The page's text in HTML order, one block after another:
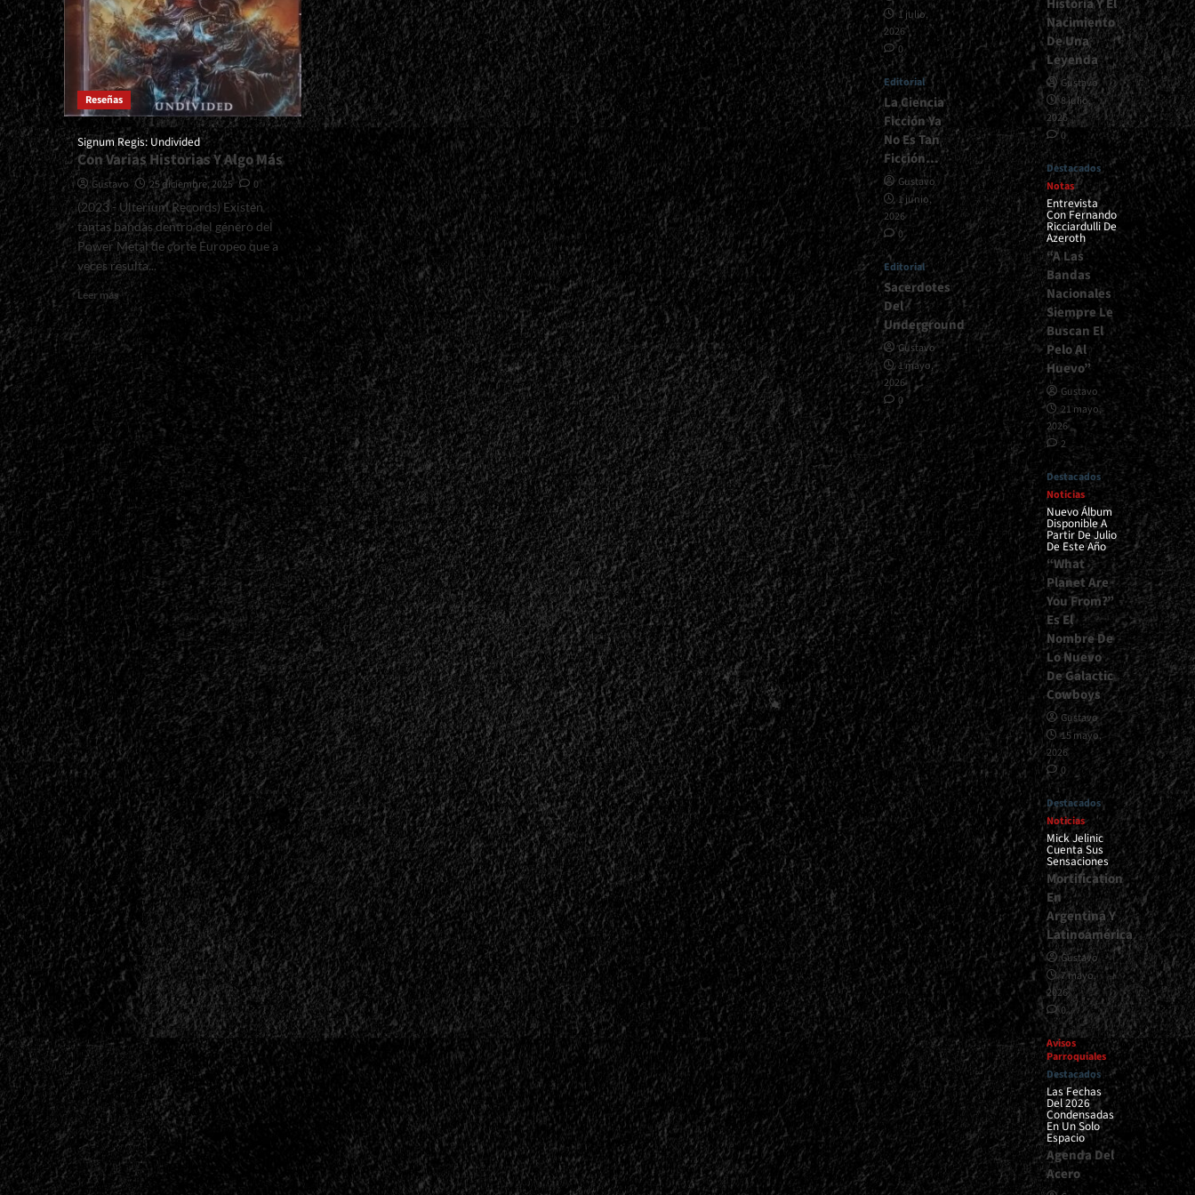
Reseñas
Signum Regis: Undivided
Con Varias Historias Y Algo Más
Gustavo 25 diciembre, 2025
0
(2023 - Ulterium Records) Existen
tantas bandas dentro del género del
Power Metal de corte Europeo que a
veces resulta...
Leer másRead
more
about
<small>Signum
Regis:
Undivided<span>
|
</span>
</small>
<div>Con
Varias
Historias
Y
Algo
Más</div>
1 julio,
2026
0
Editorial
La Ciencia
Ficción Ya
No Es Tan
Ficción…
Gustavo
1 junio,
2026
0
Editorial
Sacerdotes
Del
Underground
Gustavo
1 mayo,
2026
0
Historia Y El
Nacimiento
De Una
Leyenda
Gustavo
8 julio,
2026
0
Destacados
Notas
Entrevista
Con Fernando
Ricciardulli De
Azeroth
“A Las
Bandas
Nacionales
Siempre Le
Buscan El
Pelo Al
Huevo”
Gustavo
21 mayo,
2026
2
Destacados
Noticias
Nuevo Álbum
Disponible A
Partir De Julio
De Este Año
“What
Planet Are
You From?”
Es El
Nombre De
Lo Nuevo
De Galactic
Cowboys
Gustavo
15 mayo,
2026
0
Destacados
Noticias
Mick Jelinic
Cuenta Sus
Sensaciones
Mortification
En
Argentina Y
Latinoamérica
Gustavo
7 mayo,
2026
0
Avisos
Parroquiales
Destacados
Las Fechas
Del 2026
Condensadas
En Un Solo
Espacio
Agenda Del
Acero